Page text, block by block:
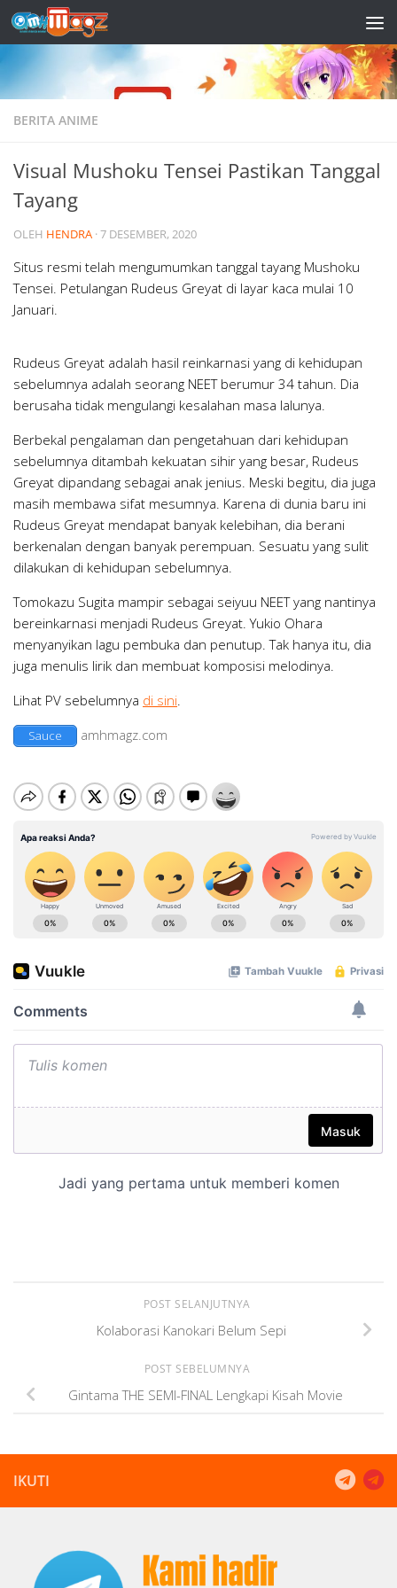
Skip to content
BERITA ANIME
Visual Mushoku Tensei Pastikan Tanggal
Tayang
OLEH HENDRA ·7 DESEMBER, 2020
Situs resmi telah mengumumkan tanggal tayang Mushoku
Tensei. Petulangan Rudeus Greyat di layar kaca mulai 10
Januari.
Rudeus Greyat adalah hasil reinkarnasi yang di kehidupan
sebelumnya adalah seorang NEET berumur 34 tahun. Dia
berusaha tidak mengulangi kesalahan masa lalunya.
Berbekal pengalaman dan pengetahuan dari kehidupan
sebelumnya ditambah kekuatan sihir yang besar, Rudeus
Greyat dipandang sebagai anak jenius. Meski begitu, dia juga
masih membawa sifat mesumnya. Karena di dunia baru ini
Rudeus Greyat mendapat banyak kelebihan, dia berani
berkenalan dengan banyak perempuan. Sesuatu yang sulit
dilakukan di kehidupan sebelumnya.
Tomokazu Sugita mampir sebagai seiyuu NEET yang nantinya
bereinkarnasi menjadi Rudeus Greyat. Yukio Ohara
menyanyikan lagu pembuka dan penutup. Tak hanya itu, dia
juga menulis lirik dan membuat komposisi melodinya.
Lihat PV sebelumnya di sini
Sauce amhmagz.com
POST SELANJUTNYA
Kolaborasi Kanokari Belum Sepi
POST SEBELUMNYA
Gintama THE SEMI-FINAL Lengkapi Kisah Movie
IKUTI